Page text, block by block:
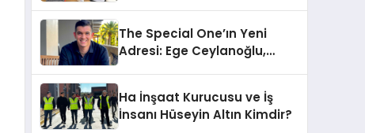
The Special One’ın Yeni
Adresi: Ege Ceylanoğlu,
Geldi!
Ha İnşaat Kurucusu ve İş
İnsanı Hüseyin Altın Kimdir?